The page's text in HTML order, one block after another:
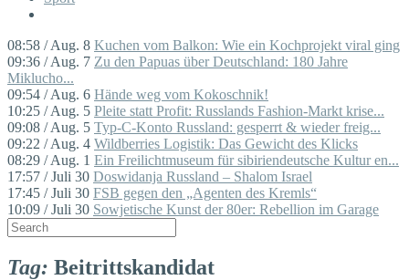
08:58 / Aug. 8 Kuchen vom Balkon: Wie ein Kochprojekt viral ging
09:36 / Aug. 7 Zu den Papuas über Deutschland: 180 Jahre
Miklucho...
09:54 / Aug. 6 Hände weg vom Kokoschnik!
10:25 / Aug. 5 Pleite statt Profit: Russlands Fashion-Markt krise...
09:08 / Aug. 5 Typ-C-Konto Russland: gesperrt & wieder freig...
09:22 / Aug. 4 Wildberries Logistik: Das Gewicht des Klicks
08:29 / Aug. 1 Ein Freilichtmuseum für sibiriendeutsche Kultur en...
17:57 / Juli 30 Doswidanja Russland – Shalom Israel
17:45 / Juli 30 FSB gegen den „Agenten des Kremls“
10:09 / Juli 30 Sowjetische Kunst der 80er: Rebellion im Garage
Tag: Beitrittskandidat